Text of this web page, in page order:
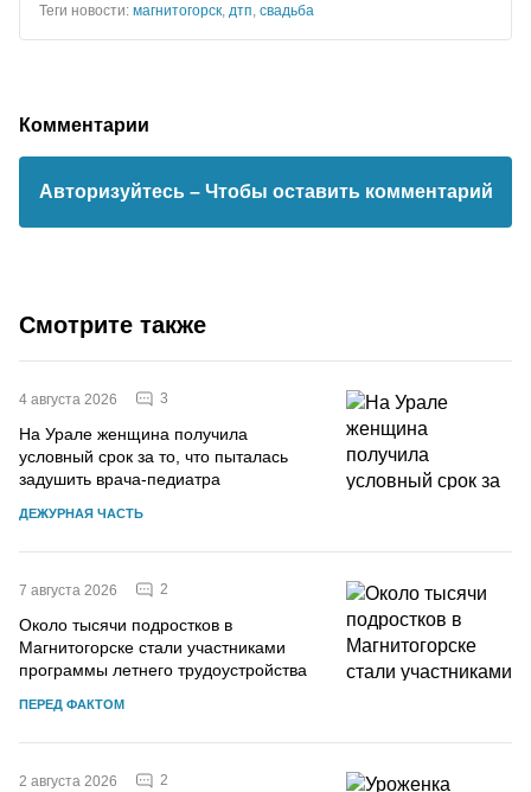
Теги новости: магнитогорск, дтп, свадьба
Комментарии
Авторизуйтесь – Чтобы оставить комментарий
Смотрите также
4 августа 2026 3
На Урале женщина получила
условный срок за то, что пыталась
задушить врача-педиатра
ДЕЖУРНАЯ ЧАСТЬ
7 августа 2026 2
Около тысячи подростков в
Магнитогорске стали участниками
программы летнего трудоустройства
ПЕРЕД ФАКТОМ
2 августа 2026 2